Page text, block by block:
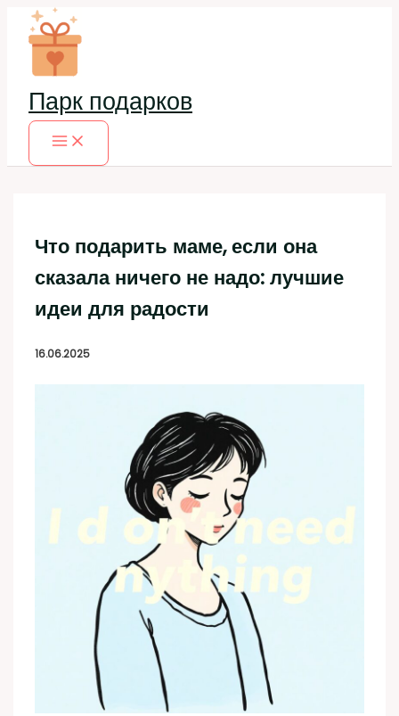
Перейти
содержимому
Парк подарков
Что подарить маме, если она
сказала ничего не надо: лучшие
идеи для радости
16.06.2025